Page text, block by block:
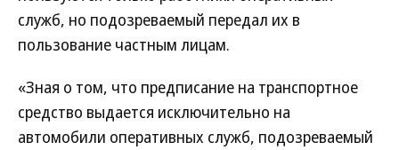
служб, но подозреваемый передал их в
пользование частным лицам.
«Зная о том, что предписание на транспортное
средство выдается исключительно на
автомобили оперативных служб, подозреваемый